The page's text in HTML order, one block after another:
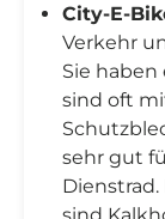
City-E-
Verkehr
Sie
sind oft
sehr gut
sind